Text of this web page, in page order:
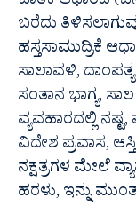
ಬರೆದು
ಹಸ್ತಸಾಮುದ್ರಿಕೆ
ಸಾಲಾವಳಿ,
ಸಂತಾನ ಭಾಗ್ಯ,
ವ್ಯವಹಾರದಲ್ಲಿ
ವಿದೇಶ ಪ್ರವಾಸ,
ನಕ್ಷತ್ರಗಳ ಮೇಲೆ
ಹರಳು, ಇನ್ನು